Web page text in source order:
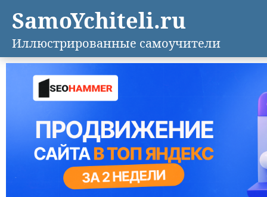
SamoYchiteli.ru
Иллюстрированные самоучители